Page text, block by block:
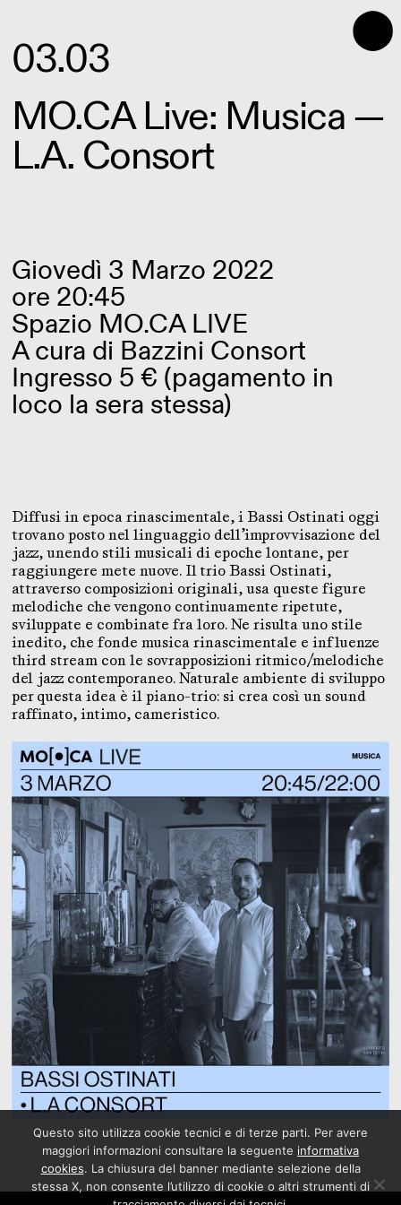
⬤
03.03
MO.CA Live: Musica —
L.A. Consort
Giovedì 3 Marzo 2022
ore 20:45
Spazio MO.CA LIVE
A cura di Bazzini Consort
Ingresso 5 € (pagamento in
loco la sera stessa)
Diffusi in epoca rinascimentale, i Bassi Ostinati oggi
trovano posto nel linguaggio dell’improvvisazione del
jazz, unendo stili musicali di epoche lontane, per
raggiungere mete nuove. Il trio Bassi Ostinati,
attraverso composizioni originali, usa queste figure
melodiche che vengono continuamente ripetute,
sviluppate e combinate fra loro. Ne risulta uno stile
inedito, che fonde musica rinascimentale e influenze
third stream con le sovrapposizioni ritmico/melodiche
del jazz contemporaneo. Naturale ambiente di sviluppo
per questa idea è il piano-trio: si crea così un sound
raffinato, intimo, cameristico.
Questo sito utilizza cookie tecnici e di terze parti. Per avere
maggiori informazioni consultare la seguente informativa
cookies. La chiusura del banner mediante selezione della
stessa X, non consente l’utilizzo di cookie o altri strumenti di